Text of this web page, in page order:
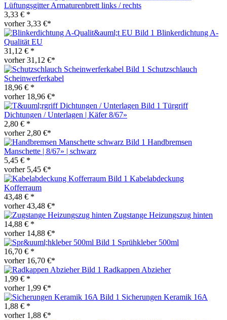
Lüftungsgitter Armaturenbrett links / rechts
3,33 € *
vorher 3,33 €*
Blinkerdichtung A-
Qualität EU
31,12 € *
vorher 31,12 €*
Schutzschlauch
Scheinwerferkabel
18,96 € *
vorher 18,96 €*
Türgriff
Dichtungen / Unterlagen | Käfer 8/67»
2,80 € *
vorher 2,80 €*
Handbremsen
Manschette | 8/67» | schwarz
5,45 € *
vorher 5,45 €*
Kabelabdeckung
Kofferraum
43,48 € *
vorher 43,48 €*
Zugstange Heizungszug hinten
14,88 € *
vorher 14,88 €*
Sprühkleber 500ml
16,70 € *
vorher 16,70 €*
Radkappen Abzieher
1,99 € *
vorher 1,99 €*
Sicherungen Keramik 16A
1,88 € *
vorher 1,88 €*